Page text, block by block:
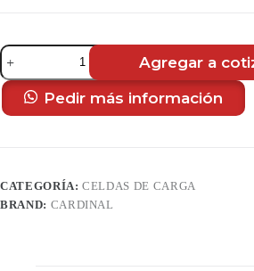
Celda
de
Carga
Punto
Agregar a
Pedir más información
CATEGORÍA:CELDAS DE CARGA
BRAND: CARDINAL